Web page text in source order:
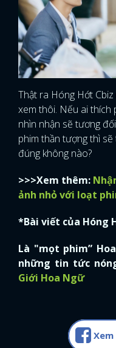
Thật ra Hóng Hớt
xem thôi. Nếu ai thích
nhìn nhận sẽ tương
phim thần tượng thì
đúng không nào?
>>>Xem thêm:
ảnh nhỏ với loạt
*Bài viết của Hóng
Là "mọt phim”
những tin tức
Giới Hoa Ngữ